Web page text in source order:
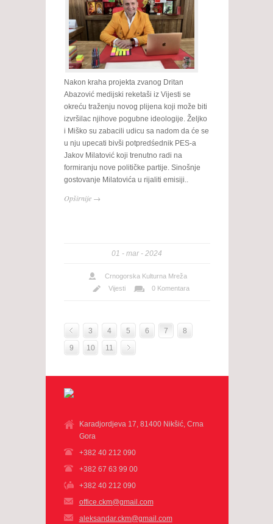
Nakon kraha projekta zvanog Dritan
Abazović medijski reketaši iz Vijesti se
okreću traženju novog plijena koji može biti
izvršilac njihove pogubne ideologije. Željko
i Miško su zabacili udicu sa nadom da će se
u nju upecati bivši potpredśednik PES-a
Jakov Milatović koji trenutno radi na
formiranju nove političke partije. Sinošnje
gostovanje Milatovića u rijaliti emisiji..
Opširnije →
01 mar 2024
Crnogorska Kulturna Mreža
Vijesti
0 Komentara
3 4 5 6 7
8
9
10 11
Karadjordjeva 17, 81400 Nikšić, Crna
Gora
+382 40 212 090
+382 67 63 99 00
+382 40 212 090
office.ckm@gmail.com
aleksandar.ckm@gmail.com